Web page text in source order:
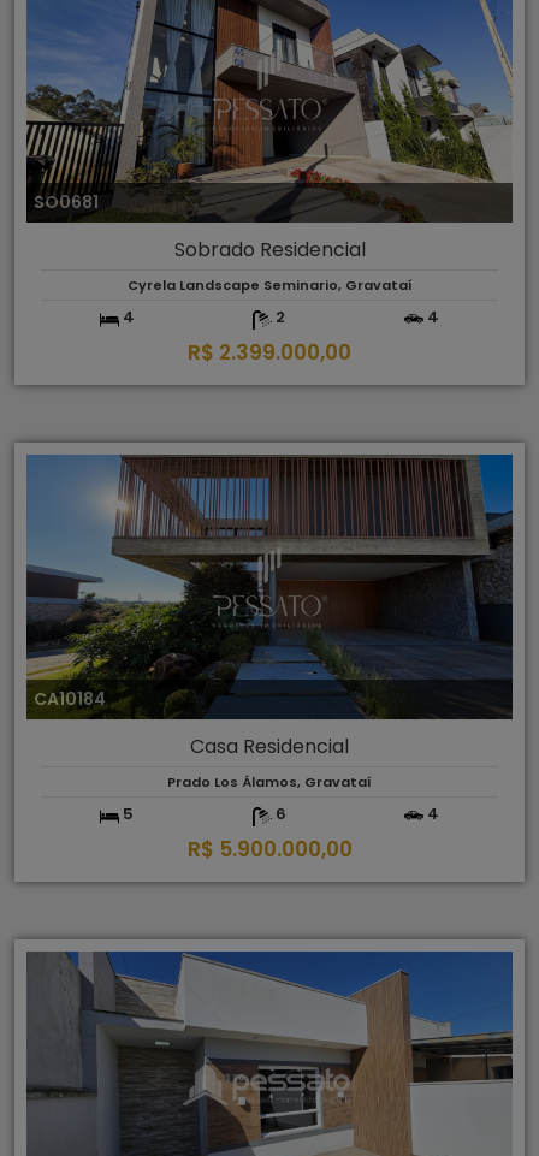
SO0681
Sobrado Residencial
Cyrela Landscape Seminario, Gravataí
4 2 4
R$ 2.399.000,00
CA10184
Casa Residencial
Prado Los Álamos, Gravataí
5 6 4
R$ 5.900.000,00